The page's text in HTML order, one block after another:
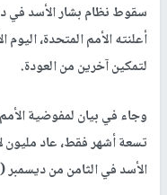
سقوط نظام بشار الأسد في
أعلنته الأمم المتحدة،
لتمكين آخرين من العودة.
وجاء في بيان لمفوضية
تسعة أشهر فقط، عاد
الأسد في الثامن من ديسمبر